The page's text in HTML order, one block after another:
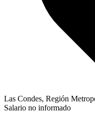
Las Condes, Región
Salario no informado